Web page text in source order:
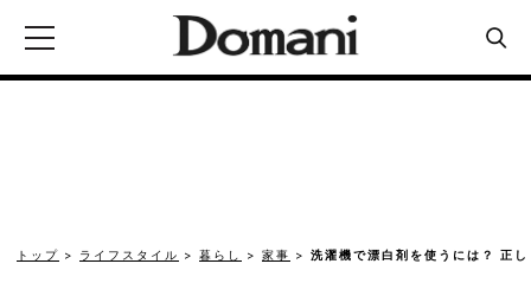
トップ ライフスタイル 暮らし 家事 洗濯機で漂白剤を使うには？ 正